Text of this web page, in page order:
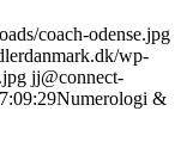
coach-odense.jpg
wp-
jj@connect-
Numerologi &